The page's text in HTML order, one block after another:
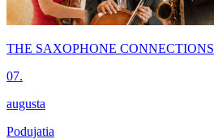
THE SAXOPHONE CONNECTIONS
07.
augusta
Podujatia